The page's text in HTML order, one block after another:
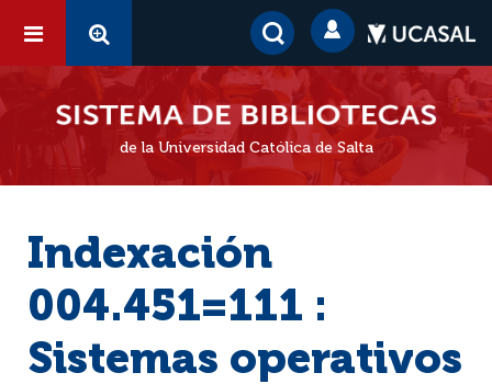
de la Universidad Católica de Salta
Indexación
004.451=111 :
Sistemas operativos